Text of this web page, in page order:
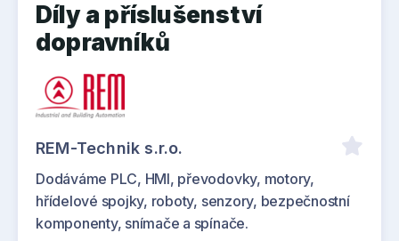
Díly a příslušenství
dopravníků
REM-Technik s.r.o.
Dodáváme PLC, HMI, převodovky, motory,
hřídelové spojky, roboty, senzory, bezpečnostní
komponenty, snímače a spínače.